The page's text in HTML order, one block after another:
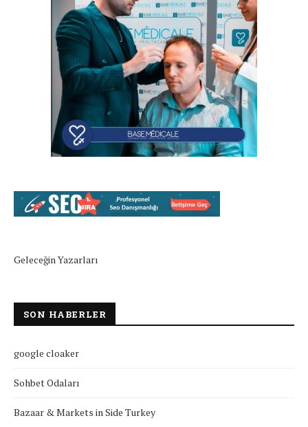
Geleceğin Yazarları
SON HABERLER
google cloaker
Sohbet Odaları
Bazaar & Markets in Side Turkey